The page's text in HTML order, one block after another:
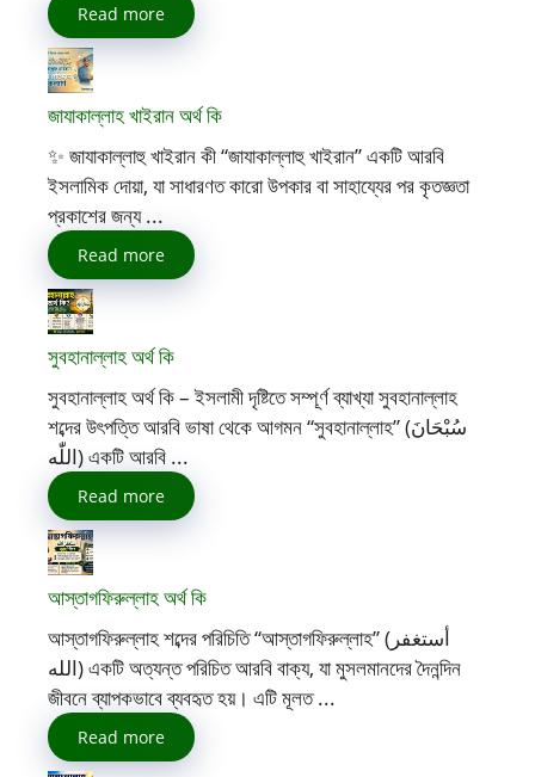
Read more
জাযাকাল্লাহ খাইরান অর্থ কি
✨ জাযাকাল্লাহু খাইরান কী “জাযাকাল্লাহু খাইরান” একটি আরবি
ইসলামিক দোয়া, যা সাধারণত কারো উপকার বা সাহায্যের পর কৃতজ্ঞতা
প্রকাশের জন্য ...
Read more
সুবহানাল্লাহ অর্থ কি
সুবহানাল্লাহ অর্থ কি – ইসলামী দৃষ্টিতে সম্পূর্ণ ব্যাখ্যা সুবহানাল্লাহ
শব্দের উৎপত্তি আরবি ভাষা থেকে আগমন “সুবহানাল্লাহ” (سُبْحَانَ
اللّٰه) একটি আরবি ...
Read more
আস্তাগফিরুল্লাহ অর্থ কি
আস্তাগফিরুল্লাহ শব্দের পরিচিতি “আস্তাগফিরুল্লাহ” (أستغفر
الله) একটি অত্যন্ত পরিচিত আরবি বাক্য, যা মুসলমানদের দৈনন্দিন
জীবনে ব্যাপকভাবে ব্যবহৃত হয়। এটি মূলত ...
Read more